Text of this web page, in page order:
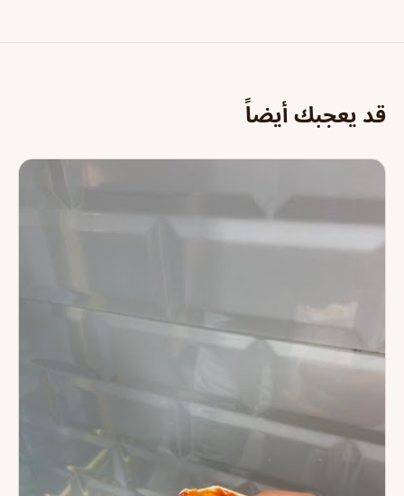
قد يعجبك أيضاً